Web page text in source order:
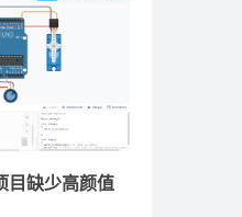
目缺少高颜值